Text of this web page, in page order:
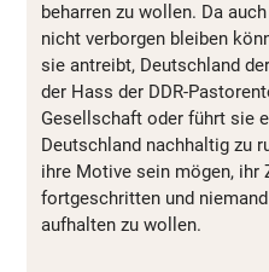
beharren zu wollen. Da
nicht verborgen bleiben
sie antreibt, Deutschland
der Hass der DDR-
Gesellschaft oder führt sie
Deutschland nachhaltig zu
ihre Motive sein mögen,
fortgeschritten und
aufhalten zu wollen.